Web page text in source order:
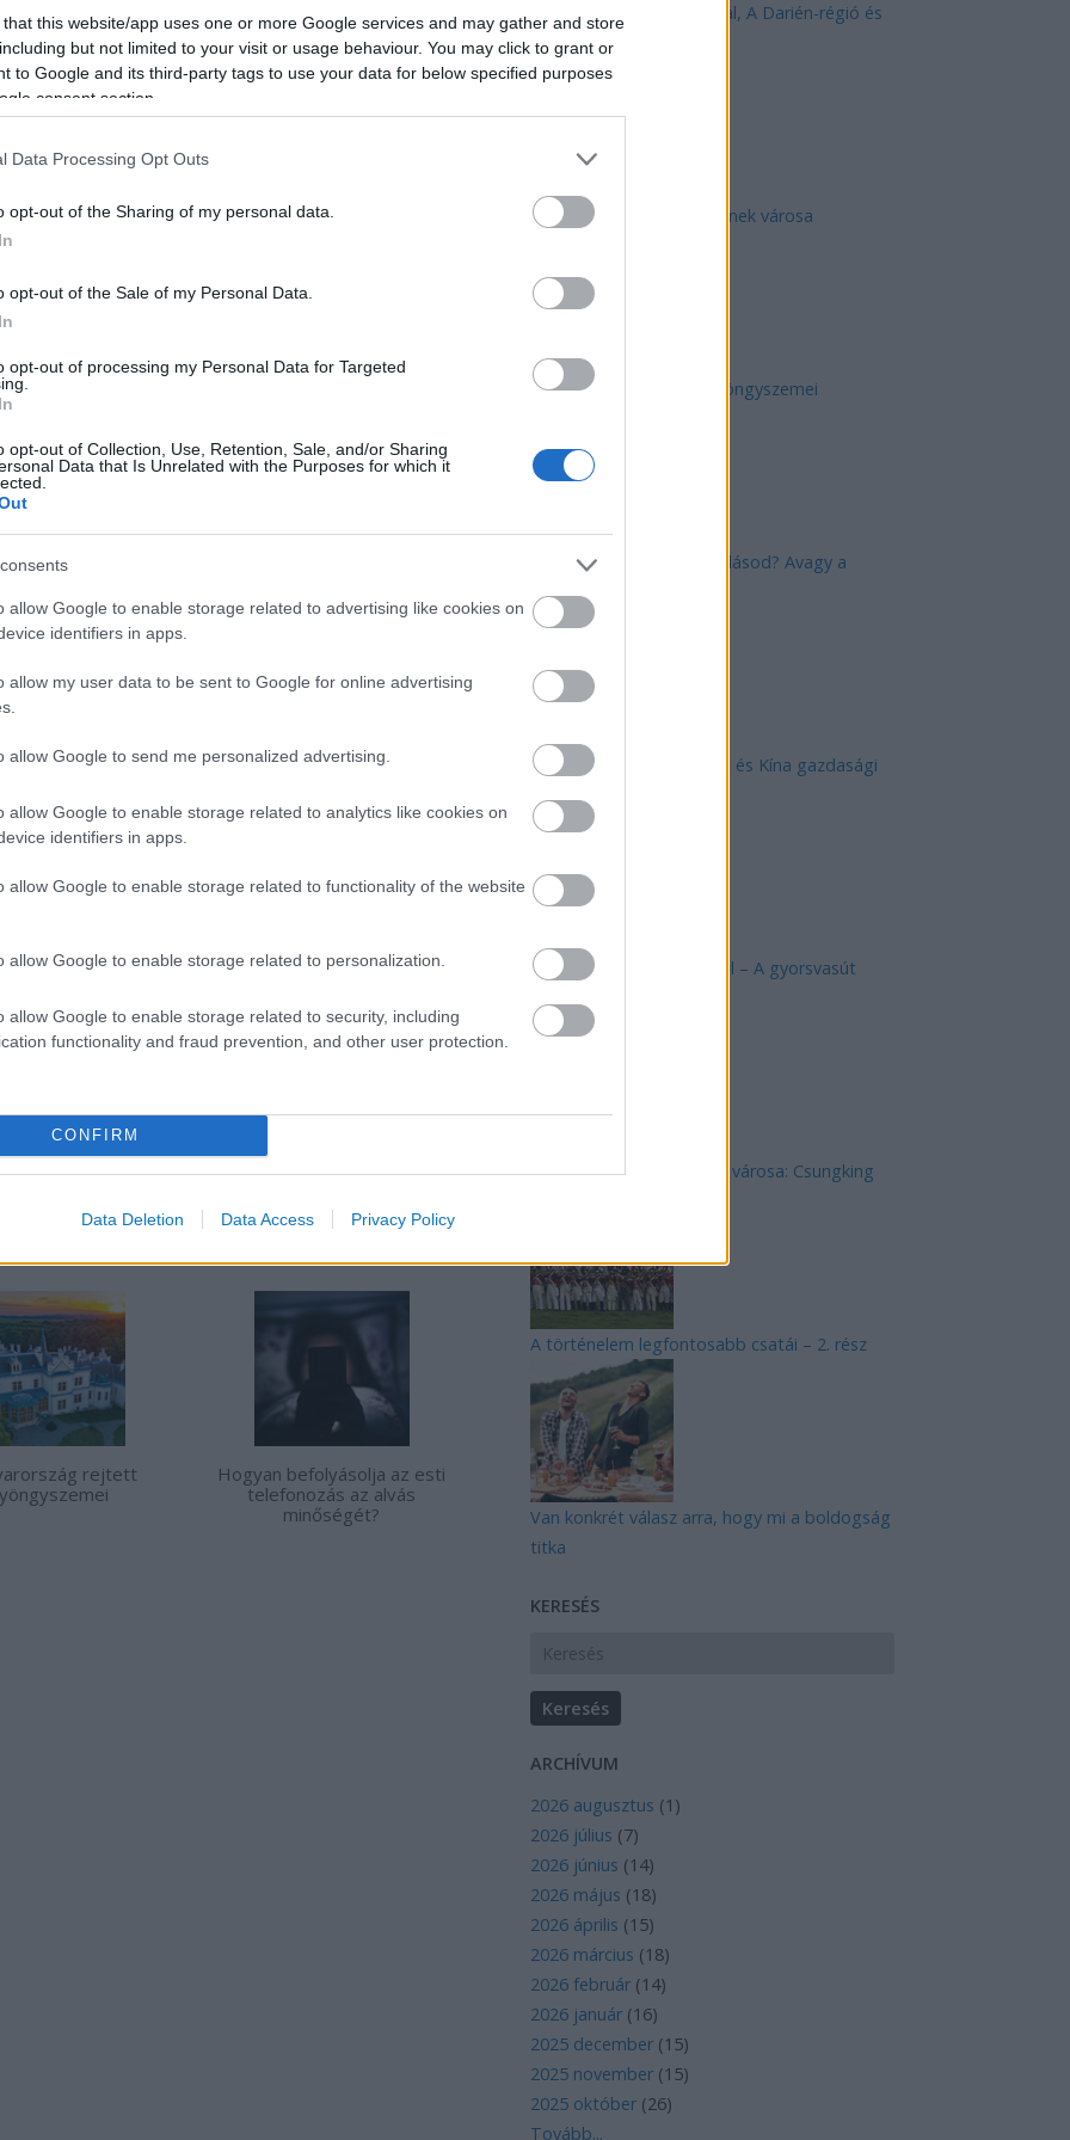
that this website/app uses one or more Google services and may gather and store
but not limited to your visit or usage behaviour. You may click to grant or
to Google and its third-party tags to use your data for below specified purposes
consent section.
Data Processing Opt Outs
opt-out of the Sharing of my personal data.
opt-out of the Sale of my Personal Data.
opt-out of processing my Personal Data for Targeted
opt-out of Collection, Use, Retention, Sale, and/or Sharing
Data that Is Unrelated with the Purposes for which it
allow Google to enable storage related to advertising like cookies on
identifiers in apps.
allow my user data to be sent to Google for online advertising
allow Google to send me personalized advertising.
allow Google to enable storage related to analytics like cookies on
identifiers in apps.
allow Google to enable storage related to functionality of the website
allow Google to enable storage related to personalization.
allow Google to enable storage related to security, including
functionality and fraud prevention, and other user protection.
CONFIRM
Data Deletion Data Access Privacy Policy
edzeni, legalább olyan fontos, mint a tréning
víz), valamint a bemelegítés előtte és a nyújtás
abban, hogy boldogan menjen edzeni.
szeret kondizni, mást a sportolás utáni
motiválják. Apropó, sikerélmény: tűzzünk
hat edzést lő be magának, általában gyorsan
belevágni, majd ezt a számot később növelni)
hajtsunk végre újra és újra, így érünk
során új gyakorlatoknak veselkedünk neki, nem
izmainkat zavarjuk össze, maradjunk tehát
még ha ez unalmasabb is (a súlyok és az
azokat növeljük).
után hatalmas változást, nagyjából két-három
mégsem látunk változást, vizsgáljuk meg az
edzünk, de nem alszunk eleget (legalább
követő alvás, mivel az izomnövekedés a
természetes felszabadulásának köszönhetően),
be a szervezetbe elég folyadékot, különösen
kalóriát viszünk be, mint gondolnánk, ennek
Később gyümölcsöző lehet megspékelni
(hideg-meleg váltózuhany, kreatin...),
az alapokra, és utána lépjünk szintet!
szolgáló tippeket, legyünk nyitottak a tanulásra,
eredmény hosszú távon megkérdőjelezhetetlen
rejtett
Hogyan befolyásolja az esti
telefonozás az alvás
minőségét?
Közép-Mediterrán útvonal, A Darién-régió és
az Indiai-óceáni út
Manaus: a dzsungel szívének városa
Magyarország rejtett gyöngyszemei
Mik alakítják a gondolkodásod? Avagy a
kognitív torzítások
Az egygyermekes politika és Kína gazdasági
kihívásai
Japán sebességre kapcsol – A gyorsvasút
Kína felkapott cyberpunk városa: Csungking
A történelem legfontosabb csatái – 2. rész
Van konkrét válasz arra, hogy mi a boldogság
titka
KERESÉS
ARCHÍVUM
2026 augusztus (1 )
2026 július (7)
2026 június (14)
2026 május (18)
2026 április (15)
2026 március (18)
2026 február (14)
2026 január (16)
2025 december (15)
2025 november (15)
2025 október (26)
Tovább...